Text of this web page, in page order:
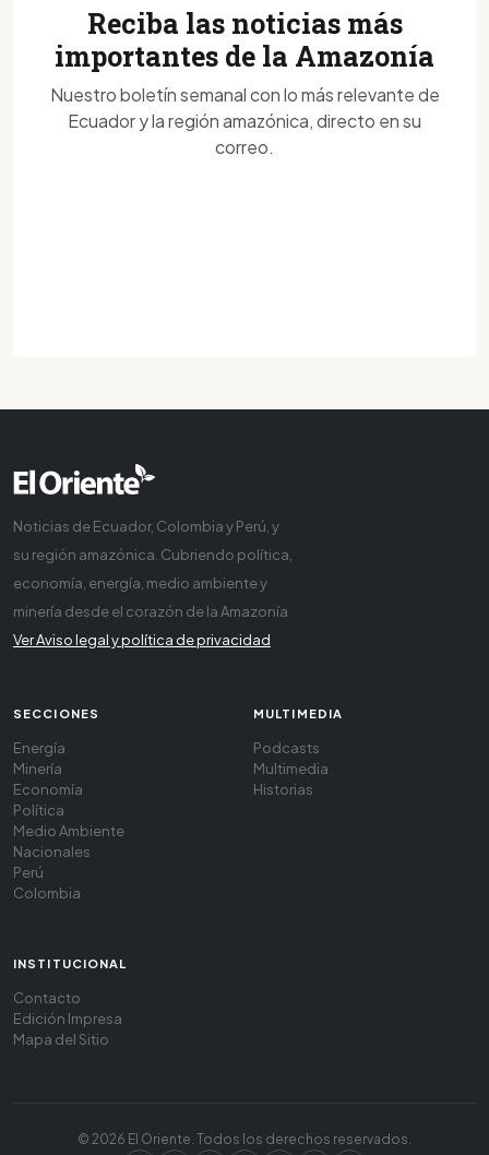
Reciba las noticias más
importantes de la Amazonía
Nuestro boletín semanal con lo más relevante de
Ecuador y la región amazónica, directo en su
correo.
Noticias de Ecuador, Colombia y Perú, y
su región amazónica. Cubriendo política,
economía, energía, medio ambiente y
minería desde el corazón de la Amazonía
Ver Aviso legal y política de privacidad
SECCIONES
Energía
Minería
Economía
Política
Medio Ambiente
Nacionales
Perú
Colombia
MULTIMEDIA
Podcasts
Multimedia
Historias
INSTITUCIONAL
Contacto
Edición Impresa
Mapa del Sitio
© 2026 El Oriente. Todos los derechos reservados.